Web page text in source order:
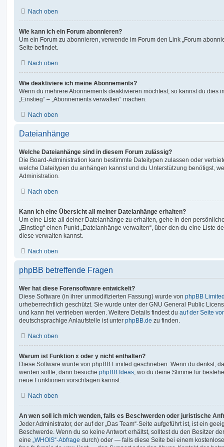
Nach oben
Wie kann ich ein Forum abonnieren?
Um ein Forum zu abonnieren, verwende im Forum den Link „Forum
Seite befindet.
Nach oben
Wie deaktiviere ich meine Abonnements?
Wenn du mehrere Abonnements deaktivieren möchtest, so kannst du dies
„Einstieg“ – „Abonnements verwalten“ machen.
Nach oben
Dateianhänge
Welche Dateianhänge sind in diesem Forum zulässig?
Die Board-Administration kann bestimmte Dateitypen zulassen oder
welche Dateitypen du anhängen kannst und du Unterstützung benötigst,
Administration.
Nach oben
Kann ich eine Übersicht all meiner Dateianhänge erhalten?
Um eine Liste all deiner Dateianhänge zu erhalten, gehe in den
„Einstieg“ einen Punkt „Dateianhänge verwalten“, über den du eine Liste
diese verwalten kannst.
Nach oben
phpBB betreffende Fragen
Wer hat diese Forensoftware entwickelt?
Diese Software (in ihrer unmodifizierten Fassung) wurde von phpBB
urheberrechtlich geschützt. Sie wurde unter der GNU General Public
und kann frei vertrieben werden. Weitere Details findest du auf der Seite
deutschsprachige Anlaufstelle ist unter phpBB.de zu finden.
Nach oben
Warum ist Funktion x oder y nicht enthalten?
Diese Software wurde von phpBB Limited geschrieben. Wenn du denkst,
werden sollte, dann besuche phpBB Ideas , wo du deine Stimme für
neue Funktionen vorschlagen kannst.
Nach oben
An wen soll ich mich wenden, falls es Beschwerden oder juristische
Jeder Administrator, der auf der „Das Team“-Seite aufgeführt ist, ist ein
Beschwerde. Wenn du so keine Antwort erhältst, solltest du den Besitzer
eine „WHOIS“-Abfrage durch) oder — falls diese Seite bei einem